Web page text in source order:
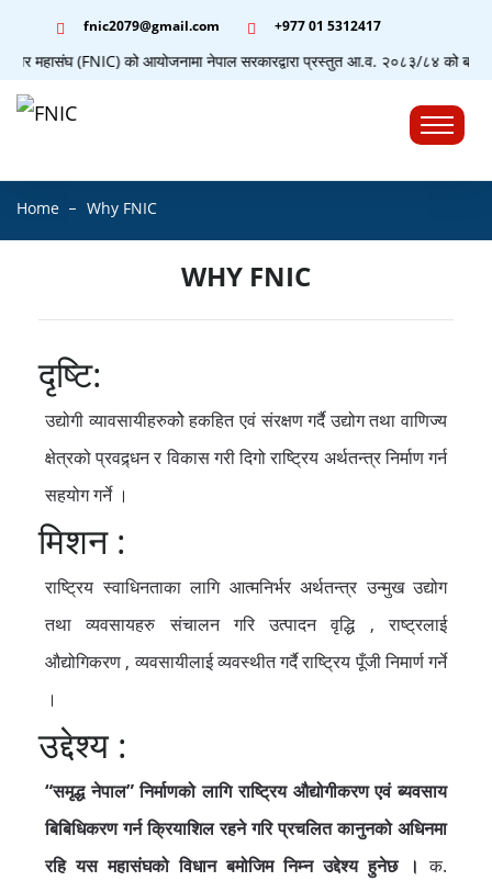
fnic2079@gmail.com +977 ‭01 5312417
महासंघ (FNIC) को आयोजनामा नेपाल सरकारद्वारा प्रस्तुत आ.व. २०८३/८४ को
Home Why FNIC
WHY FNIC
दृष्टि:
उद्योगी व्यावसायीहरुकोे हकहित एवं संरक्षण गर्दै उद्योग तथा वाणिज्य
क्षेत्रको प्रवद्र्धन र विकास गरी दिगो राष्ट्रिय अर्थतन्त्र निर्माण गर्न
सहयोग गर्ने ।
मिशन :
राष्ट्रिय स्वाधिनताका लागि आत्मनिर्भर अर्थतन्त्र उन्मुख उद्योग
तथा व्यवसायहरु संचालन गरि उत्पादन वृद्धि , राष्ट्रलाई
औद्योगिकरण , व्यवसायीलाई व्यवस्थीत गर्दै राष्ट्रिय पूँजी निमार्ण गर्ने
।
उद्देश्य :
“समृद्ध नेपाल” निर्माणको लागि राष्ट्रिय औद्योगीकरण एवं ब्यवसाय
बिबिधिकरण गर्न क्रियाशिल रहने गरि प्रचलित कानुनको अधिनमा
रहि यस महासंघको विधान बमोजिम निम्न उद्देश्य हुनेछ । क.